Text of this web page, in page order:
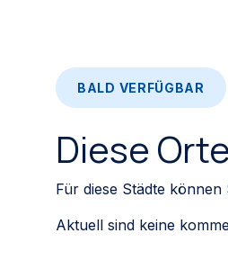
BALD VERFÜGBAR
Diese
Für diese Städte
Aktuell sind keine